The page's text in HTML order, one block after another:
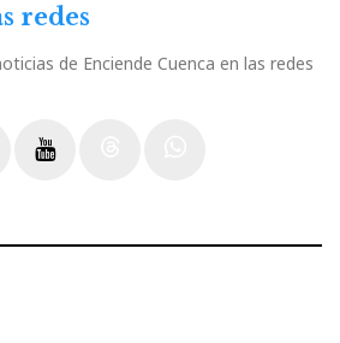
redes
de Enciende Cuenca en las redes